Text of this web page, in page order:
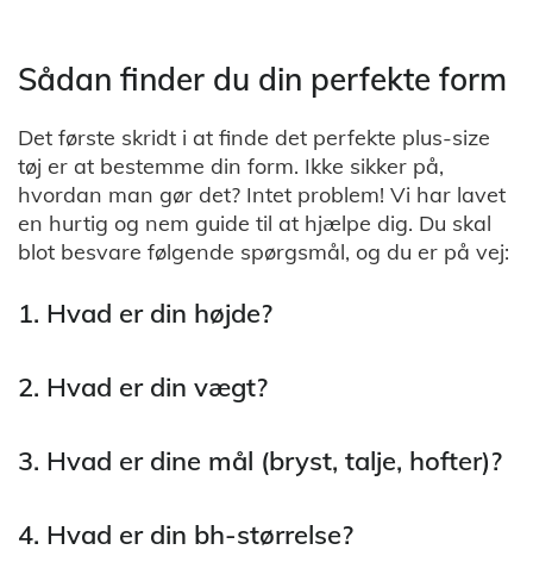
Sådan finder du din perfekte form
Det første skridt i at finde det perfekte plus-size
tøj er at bestemme din form. Ikke sikker på,
hvordan man gør det? Intet problem! Vi har lavet
en hurtig og nem guide til at hjælpe dig. Du skal
blot besvare følgende spørgsmål, og du er på vej:
1. Hvad er din højde?
2. Hvad er din vægt?
3. Hvad er dine mål (bryst, talje, hofter)?
4. Hvad er din bh-størrelse?